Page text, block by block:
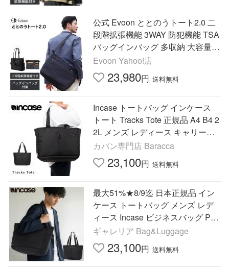
公式 Evoon ととのうトート2.0 二
段階拡張機能 3WAY 防犯機能 TSA
バッグインバッグ 多収納 大容量 P
C収納 防傷 防汚 撥水 ショルダー
肩掛け 底鋲 自立 メンズ
Evoon Yahoo!店
23,980円 送料無料
Incase トートバッグ インケース
トート Tracks Tote 正規品 A4 B4 2
2L メンズ レディース キャリーオ
ン ビジネス ビジネスバッグ 大き
め 大容量 137252053002
カバン専門店 Baracca
23,100円 送料無料
最大51%★8/9迄 日本正規品 イン
ケース トートバッグ メンズ レデ
ィース Incase ビジネスバッグ PC
収納 大きめ A4 22L 14inch Tracks
Tote 137252053002
ギャレリア Bag&Luggage
23,100円 送料無料